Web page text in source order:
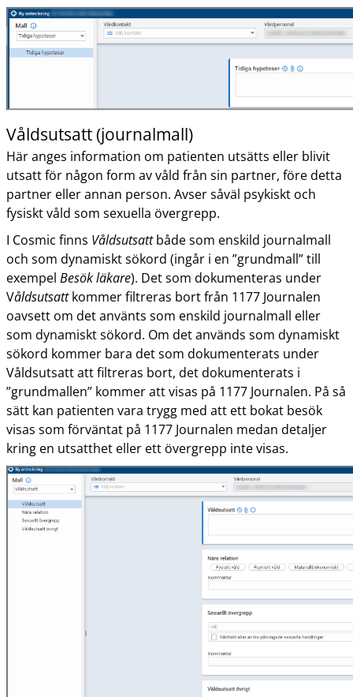
Våldsutsatt (journalmall)
Här anges information om patienten utsätts eller blivit
utsatt för någon form av våld från sin partner, före detta
partner eller annan person. Avser såväl psykiskt och
fysiskt våld som sexuella övergrepp.
I Cosmic finns Våldsutsattbåde som enskild journalmall
och som dynamiskt sökord (ingår i en ”grundmall” till
exempel Besök läkare). Det som dokumenteras under
Våldsutsattkommer filtreras bort från 1177 Journalen
oavsett om det använts som enskild journalmall eller
som dynamiskt sökord. Om det används som dynamiskt
sökord kommer bara det som dokumenterats under
Våldsutsatt att filtreras bort, det dokumenterats i
”grundmallen” kommer att visas på 1177 Journalen. På så
sätt kan patienten vara trygg med att ett bokat besök
visas som förväntat på 1177 Journalen medan detaljer
kring en utsatthet eller ett övergrepp inte visas.